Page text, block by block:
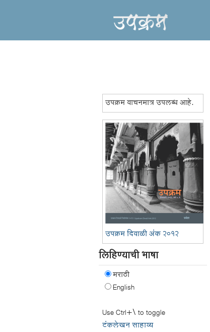
उपक्रम वाचनमात्र उपलब्ध आहे.
उपक्रम दिवाळी अंक २०१२
लिहिण्याची भाषा
मराठी
English
Use Ctrl+\ to toggle
टंकलेखन साहाय्य